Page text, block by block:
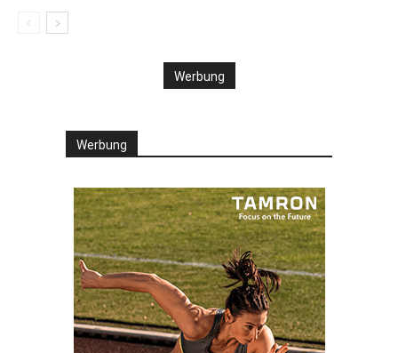
Werbung
Werbung